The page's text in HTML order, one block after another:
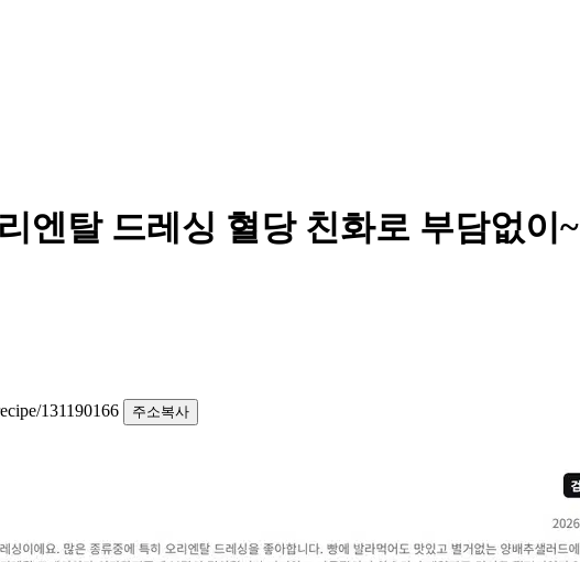
엔탈 드레싱 혈당 친화로 부담없이~
131190166
주소복사